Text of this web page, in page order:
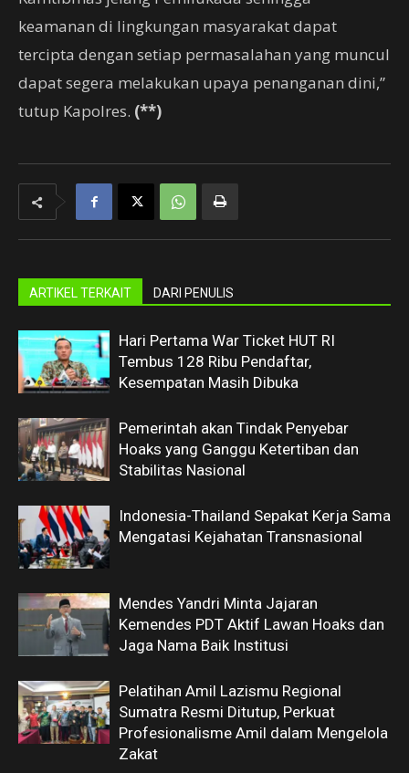
keamanan di lingkungan masyarakat dapat
tercipta dengan setiap permasalahan yang muncul
dapat segera melakukan upaya penanganan dini,”
tutup Kapolres. (**)
ARTIKEL TERKAIT DARI PENULIS
Hari Pertama War Ticket HUT RI
Tembus 128 Ribu Pendaftar,
Kesempatan Masih Dibuka
Pemerintah akan Tindak Penyebar
Hoaks yang Ganggu Ketertiban dan
Stabilitas Nasional
Indonesia-Thailand Sepakat Kerja Sama
Mengatasi Kejahatan Transnasional
Mendes Yandri Minta Jajaran
Kemendes PDT Aktif Lawan Hoaks dan
Jaga Nama Baik Institusi
Pelatihan Amil Lazismu Regional
Sumatra Resmi Ditutup, Perkuat
Profesionalisme Amil dalam Mengelola
Zakat